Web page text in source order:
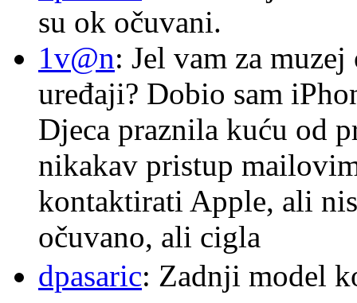
su ok očuvani.
1v@n: Jel vam za
uređaji? Dobio sam
Djeca praznila kuću od
nikakav pristup
kontaktirati Apple, ali
očuvano, ali cigla
dpasaric: Zadnji model